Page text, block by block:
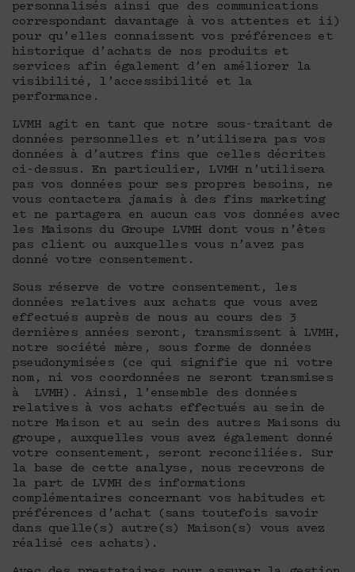
personnalisés ainsi que des communications
correspondant davantage à vos attentes et ii)
pour qu’elles connaissent vos préférences et
historique d’achats de nos produits et
services afin également d’en améliorer la
visibilité, l’accessibilité et la
performance.
LVMH agit en tant que notre sous-traitant de
données personnelles et n’utilisera pas vos
données à d’autres fins que celles décrites
ci-dessus. En particulier, LVMH n’utilisera
pas vos données pour ses propres besoins, ne
vous contactera jamais à des fins marketing
et ne partagera en aucun cas vos données avec
les Maisons du Groupe LVMH dont vous n’êtes
pas client ou auxquelles vous n’avez pas
donné votre consentement.
Sous réserve de votre consentement, les
données relatives aux achats que vous avez
effectués auprès de nous au cours des 3
dernières années seront, transmissent à LVMH,
notre société mère, sous forme de données
pseudonymisées (ce qui signifie que ni votre
nom, ni vos coordonnées ne seront transmises
à LVMH). Ainsi, l’ensemble des données
relatives à vos achats effectués au sein de
notre Maison et au sein des autres Maisons du
groupe, auxquelles vous avez également donné
votre consentement, seront reconciliées. Sur
la base de cette analyse, nous recevrons de
la part de LVMH des informations
complémentaires concernant vos habitudes et
préférences d’achat (sans toutefois savoir
dans quelle(s) autre(s) Maison(s) vous avez
réalisé ces achats).